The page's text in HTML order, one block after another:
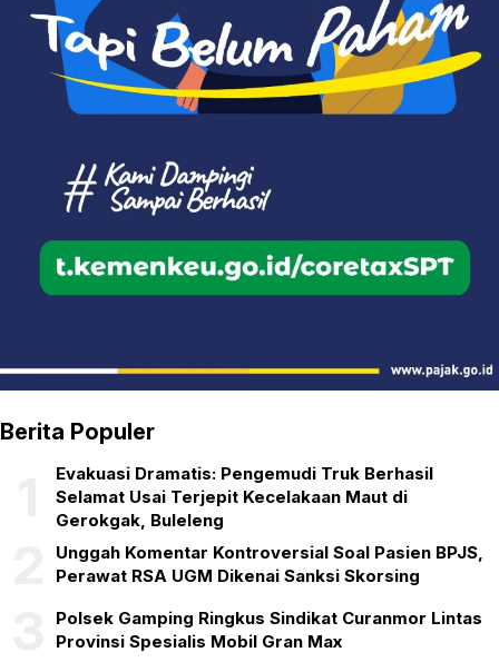
Berita Populer
Evakuasi Dramatis: Pengemudi Truk Berhasil
Selamat Usai Terjepit Kecelakaan Maut di
Gerokgak, Buleleng
Unggah Komentar Kontroversial Soal Pasien BPJS,
Perawat RSA UGM Dikenai Sanksi Skorsing
Polsek Gamping Ringkus Sindikat Curanmor Lintas
Provinsi Spesialis Mobil Gran Max